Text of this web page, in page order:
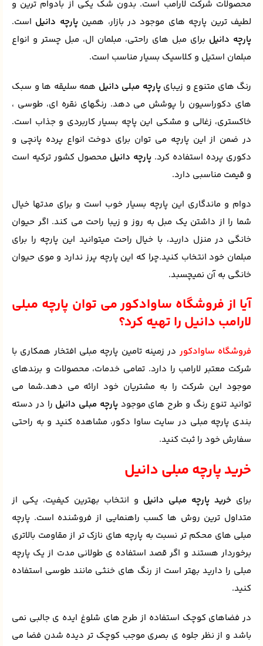
محصولات شرکت لارامب است. بدون شک یکی از بادوام ترین و
لطیف ترین پارچه های موجود در بازار، همینپارچه دانیل است.
پارچه دانیل برای مبل های راحتی، مبلمان ال، مبل چستر و انواع
مبلمان استیل و کلاسیک بسیار مناسب است.
رنگ های متنوع و زیبایپارچه مبلی دانیل همه سلیقه ها و سبک
های دکوراسیون را پوشش می دهد. رنگهای نقره ای، طوسی ،
خاکستری، زغالی و مشکی این پاچه بسیار کاربردی و جذاب است.
در ضمن از این پارچه می توان برای دوخت انواع پرده پانچی و
دکوری پرده استفاده کرد. پارچه دانیل محصول کشور ترکیه است
و قیمت مناسبی دارد.
دوام و ماندگاری این پارچه بسیار خوب است و برای مدتها خیال
شما را از داشتن یک مبل به روز و زیبا راحت می کند. اگر حیوان
خانگی در منزل دارید، با خیال راحت میتوانید این پارچه را برای
مبلمان خود انتخاب کنید.چرا که این پارچه پرز ندارد و موی حیوان
خانگی به آن نمیچسبد.
آیا از فروشگاه ساوادکور می توان پارچه مبلی
لارامب دانیل را تهیه کرد؟
فروشگاه ساوادکور در زمینه تامین پارچه مبلی افتخار همکاری با
شرکت معتبر لارامب را دارد. تمامی خدمات، محصولات و برندهای
موجود این شرکت را به مشتریان خود ارائه می دهد.شما می
توانید تنوع رنگ و طرح های موجودپارچه مبلی دانیل را در دسته
بندی پارچه مبلی در سایت ساوا دکور، مشاهده کنید و به راحتی
سفارش خود را ثبت کنید.
خرید پارچه مبلی دانیل
برای خرید پارچه مبلی دانیل و انتخاب بهترین کیفیت، یکی از
متداول ترین روش ها کسب راهنمایی از فروشنده است. پارچه
مبلی های محکم تر نسبت به پارچه های نازک تر از مقاومت بالاتری
برخوردار هستند و اگر قصد استفاده ی طولانی مدت از یک پارچه
مبلی را دارید بهتر است از رنگ های خنثی مانند طوسی استفاده
کنید.
در فضاهای کوچک استفاده از طرح های شلوغ ایده ی جالبی نمی
باشد و از نظر جلوه ی بصری موجب کوچک تر دیده شدن فضا می